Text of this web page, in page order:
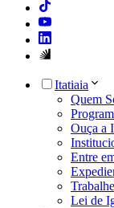
Itatiaia
Quem
Ouça a
Entre
Lei de